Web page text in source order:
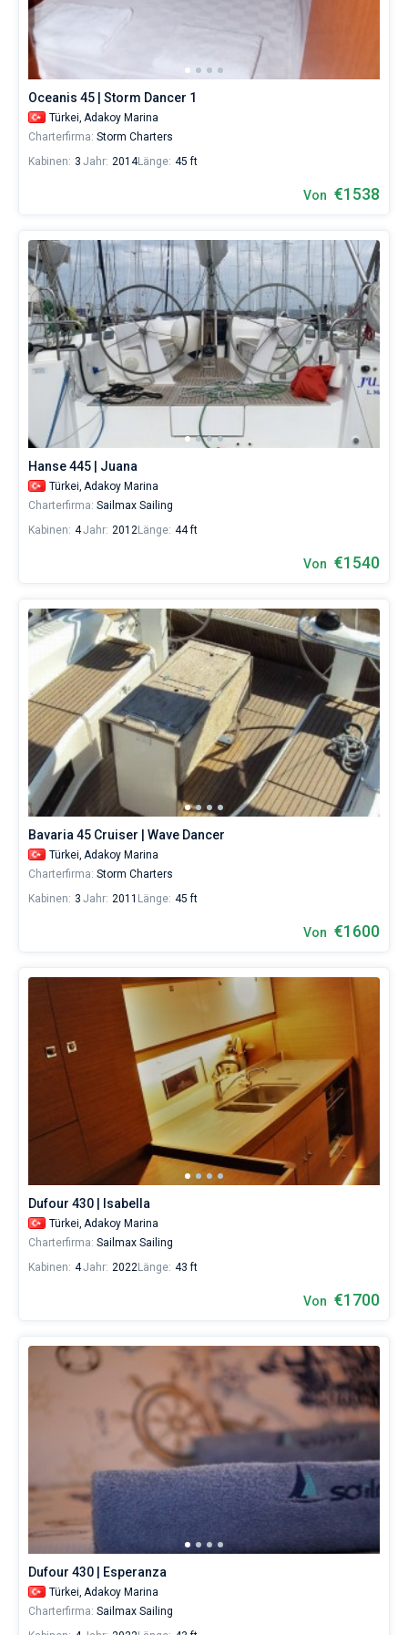
Marina
ohne
Skipper
wählen,
Boot
chartern
und
selbst
verwalten.
Charter-
Yachten
finden
Sie
35
Angebote
Adakoy
sowohl
Liebhaber
eines
erholsamen
als
sich
ihr
Segel
nicht
vorstellen.
Oceanis 45 | Storm Dancer 1
Türkei, Adakoy Marina
Charterfirma: Storm Charters
Kabinen: 3 Jahr: 2014Länge: 45 ft
Von €1538
Hanse 445 | Juana
Türkei, Adakoy Marina
Charterfirma: Sailmax Sailing
Kabinen: 4Jahr: 2012Länge: 44 ft
Von €1540
Bavaria 45 Cruiser | Wave Dancer
Türkei, Adakoy Marina
Charterfirma: Storm Charters
Kabinen: 3 Jahr: 2011 Länge: 45 ft
Von €1600
Dufour 430 | Isabella
Türkei, Adakoy Marina
Charterfirma: Sailmax Sailing
Kabinen: 4Jahr: 2022Länge: 43 ft
Von €1700
Dufour 430 | Esperanza
Türkei, Adakoy Marina
Charterfirma: Sailmax Sailing